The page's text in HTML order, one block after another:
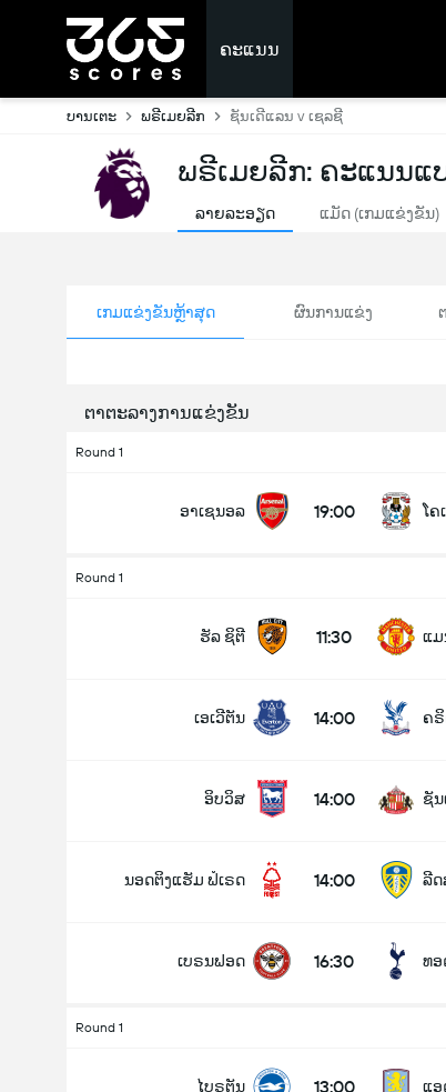
ຄະແນນ
ບານເຕະ ພຣີເມຍລີກ ຊັນເດີແລນ v ເຊລຊີ
ພຣີເມຍລີກ: ຄະແນນແ
ລາຍລະອຽດ ແມັດ (ເກມແຂ່ງຂັນ)
ເກມແຂ່ງຂັນຫຼ້າສຸດ ຜົນການແຂ່ງ
ຕາຕະລາງການແຂ່ງຂັນ
Round 1
ອາເຊນອລ 19:00 ໂຄ
Round 1
ຮັລ ຊິຕີ 11:30 ແມ
ເອເວີຕັນ 14:00 ຄ
ອິບວິສ 14:00 ຊັນ
ນອດຕິງແຮັມ ຟໍເຣດ 14:00 ລີ
ເບຣນຟອດ 16:30 ທອ
Round 1
ໄບຣຕັນ 13:00 ແອ
ລວມປະຕູໃນເກມ (2.5)
ສູງ